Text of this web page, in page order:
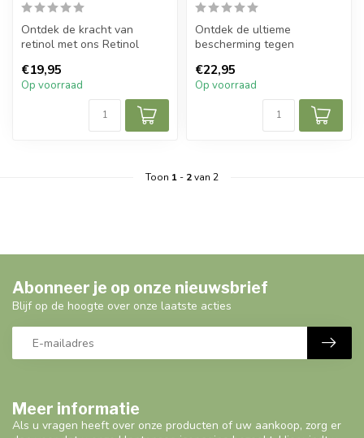
Ontdek de kracht van
retinol met ons Retinol
formule ver...
€19,95
Op voorraad
Ontdek de ultieme
bescherming tegen
Multi Peptide Colla...
€22,95
Op voorraad
Toon 1- 2van 2
Meer informatie
Als u vragen heeft over onze producten of uw aankoop, zorg er
Abonneer je op onze nieuwsbrief
Blijf op de hoogte over onze laatste acties